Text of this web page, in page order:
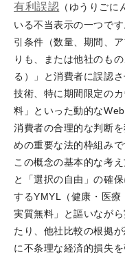
有利誤認 （ゆうりごに
いる不当表示の一つで
引条件（数量、期間、
りも、または他社のも
る）」と消費者に誤認
技術、特に期間限定の
料」といった動的な
消費者の合理的な判断
めの重要な法的枠組みで
この概念の基本的な考
と「選択の自由」の確
するYMYL（健康・医
実質無料」と謳いなが
たり、他社比較の根拠
に不条理な経済的損失